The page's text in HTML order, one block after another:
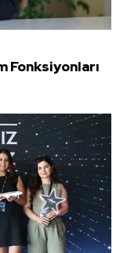
Fonksiyonları